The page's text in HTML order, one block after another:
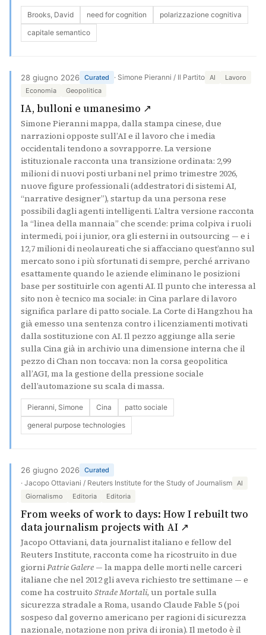
Brooks, David need for cognition
polarizzazione cognitiva
capitale semantico
28 giugno 2026 Curated · Simone Pieranni / Il Partito AI
Lavoro
Economia
Geopolitica
IA, bulloni e umanesimo ↗
Simone Pieranni mappa, dalla stampa cinese, due
narrazioni opposte sull’AI e il lavoro che i media
occidentali tendono a sovrapporre. La versione
istituzionale racconta una transizione ordinata: 2,99
milioni di nuovi posti urbani nel primo trimestre 2026,
nuove figure professionali (addestratori di sistemi AI,
“narrative designer”), startup da una persona rese
possibili dagli agenti intelligenti. L’altra versione racconta
la “linea della mannaia” che scende: prima colpiva i ruoli
intermedi, poi i junior, ora gli esterni in outsourcing — e i
12,7 milioni di neolaureati che si affacciano quest’anno sul
mercato sono i più sfortunati di sempre, perché arrivano
esattamente quando le aziende eliminano le posizioni
base per sostituirle con agenti AI. Il punto che interessa al
sito non è tecnico ma sociale: in Cina parlare di lavoro
significa parlare di patto sociale. La Corte di Hangzhou ha
già emesso una sentenza contro i licenziamenti motivati
dalla sostituzione con AI. Il pezzo aggiunge alla serie
sulla Cina già in archivio una dimensione interna che il
pezzo di Chan non toccava: non la corsa geopolitica
all’AGI, ma la gestione della pressione sociale
dell’automazione su scala di massa.
Pieranni, Simone Cina
patto sociale
general purpose technologies
26 giugno 2026 Curated
· Jacopo Ottaviani / Reuters Institute for the Study of Journalism AI
Giornalismo
Editoria Editoria
From weeks of work to days: How I rebuilt two
data journalism projects with AI ↗
Jacopo Ottaviani, data journalist italiano e fellow del
Reuters Institute, racconta come ha ricostruito in due
giorniPatrie Galere — la mappa delle morti nelle carceri
italiane che nel 2012 gli aveva richiesto tre settimane — e
come ha costruito Strade Mortali, un portale sulla
sicurezza stradale a Roma, usando Claude Fable 5 (poi
sospeso dal governo americano per ragioni di sicurezza
nazionale, notazione non priva di ironia). Il metodo è il